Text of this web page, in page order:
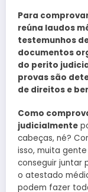
Para
reúna laudos
testemunhos
documentos
do perito
provas são
de direitos e
Como
judicialmente
cabeças, né?
isso, muita
conseguir juntar
o atestado
podem fazer